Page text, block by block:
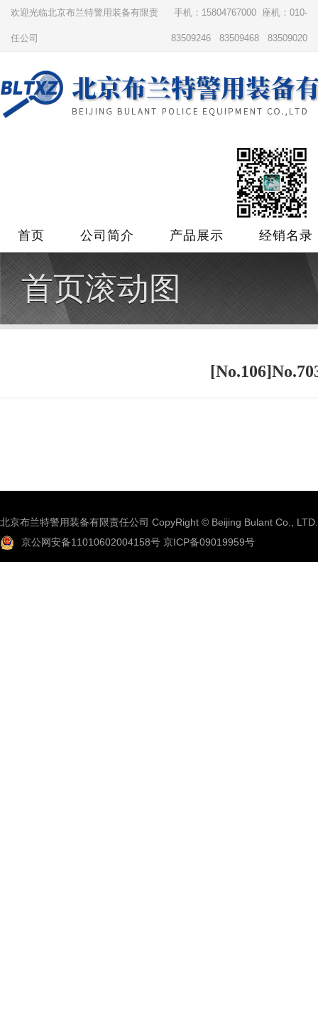
欢迎光临北京布兰特警用装备有限责
任公司
手机：15804767000 座机：010-
83509246 83509468 83509020
首页 公司简介 产品展示 经销名录
首页滚动图
北京布兰特警用装备有限责任公司 CopyRight © Beijing Bulant Co., LTD.
京公网安备11010602004158号 京ICP备09019959号